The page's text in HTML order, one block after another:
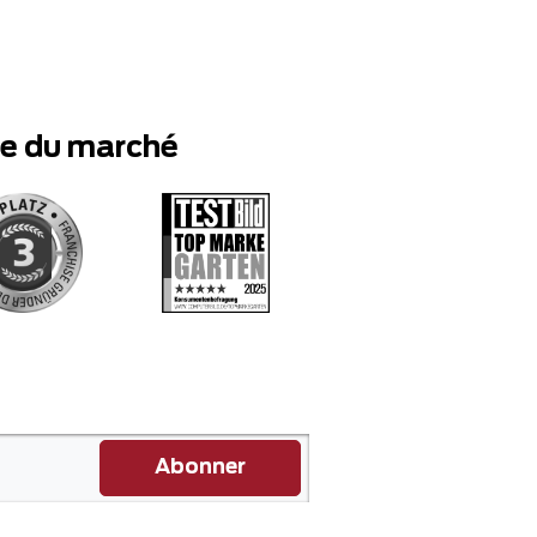
du marché
Abonner